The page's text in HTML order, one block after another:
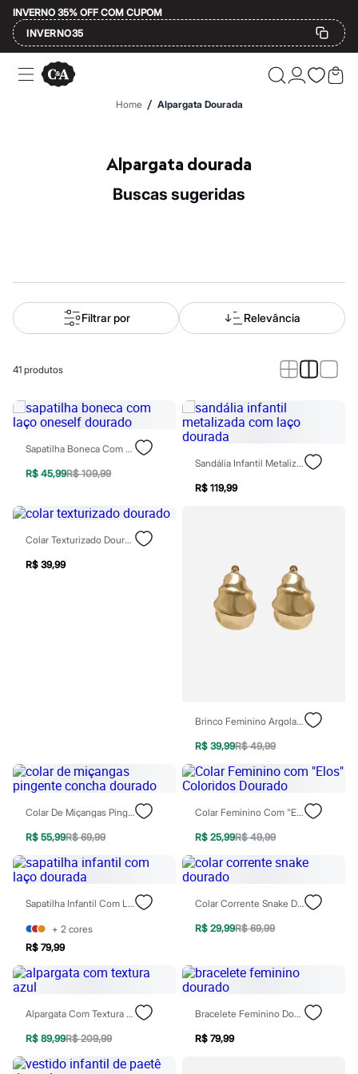
INVERNO 35% OFF COM CUPOM
INVERNO35
Ofertas
Compre por Departamento
Alfaiataria
Novidades
Roupas
Blusas e Camisetas
Casacos e Jaquetas
Macacões
Saias
Shorts e Bermudas
Vestidos
Bolsas
Bijoux
Cintos
Óculos
Relógios
Calçados
Acessórios
Blusas
Calçados
Leggings
Shorts e Bermudas
Tops
Calcinhas
Cintas e Modeladores
Pijamas
Sutiãs e Tops
Moda praia
Biquínis
Maiôs
Saídas de praia
Personagens
Plus size
Blusas e Camisetas
Calças
Jeans
Home / Alpargata Dourada
Alpargata dourada
buscas sugeridas
Filtrar por Relevância
41 produtos
Sapatilha Boneca Com Laço Oneself Dourado
R$ 45,99R$ 109,99
Sandália Infantil Metalizada Com Laço Dourada
R$ 119,99
Colar Texturizado Dourado
R$ 39,99
Brinco Feminino Argola Concha Dourado
R$ 39,99R$ 49,99
Colar De Miçangas Pingente Concha Dourado
R$ 55,99R$ 69,99
Colar Feminino Com "Elos" Coloridos Dourado
R$ 25,99R$ 49,99
Sapatilha Infantil Com Laço Dourada
+ 2 cores
R$ 79,99
Colar Corrente Snake Dourado
R$ 29,99R$ 69,99
Alpargata Com Textura Azul
R$ 89,99R$ 209,99
Bracelete Feminino Dourado
R$ 79,99